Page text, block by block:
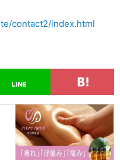
contact2/index.html